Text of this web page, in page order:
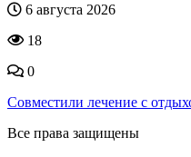
6 августа 2026
18
0
Совместили лечение с
Все права защищены